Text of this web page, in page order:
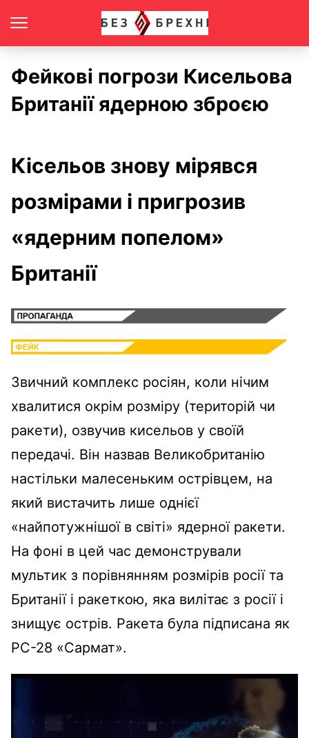
Фейкові погрози Кисельова
Британії ядерною зброєю
Кісельов знову мірявся
розмірами і пригрозив
«ядерним попелом»
Британії
Звичний комплекс росіян, коли нічим
хвалитися окрім розміру (територій чи
ракети), озвучив кисельов у своїй
передачі. Він назвав Великобританію
настільки малесеньким острівцем, на
який вистачить лише однієї
«найпотужнішої в світі» ядерної ракети.
На фоні в цей час демонстрували
мультик з порівнянням розмірів росії та
Британії і ракеткою, яка вилітає з росії і
знищує острів. Ракета була підписана як
РС-28 «Сармат».